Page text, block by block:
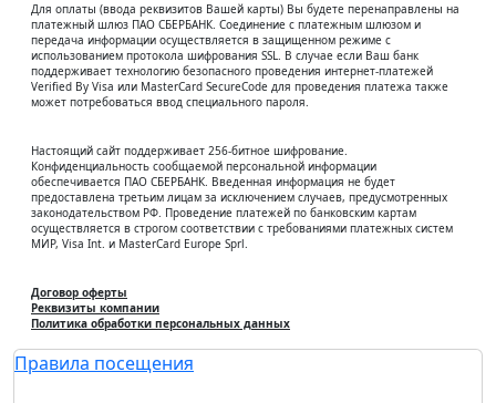
Для оплаты (ввода реквизитов Вашей карты) Вы будете перенаправлены на
платежный шлюз ПАО СБЕРБАНК. Соединение с платежным шлюзом и
передача информации осуществляется в защищенном режиме с
использованием протокола шифрования SSL. В случае если Ваш банк
поддерживает технологию безопасного проведения интернет-платежей
Verified By Visa или MasterCard SecureCode для проведения платежа также
может потребоваться ввод специального пароля.
Настоящий сайт поддерживает 256-битное шифрование.
Конфиденциальность сообщаемой персональной информации
обеспечивается ПАО СБЕРБАНК. Введенная информация не будет
предоставлена третьим лицам за исключением случаев, предусмотренных
законодательством РФ. Проведение платежей по банковским картам
осуществляется в строгом соответствии с требованиями платежных систем
МИР, Visa Int. и MasterCard Europe Sprl.
Договор оферты
Реквизиты компании
Политика обработки персональных данных
Правила посещения